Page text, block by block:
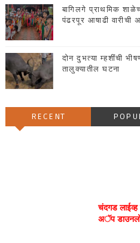
बागिलगे प्राथमिक
पंढरपूर आषाढी वारीची
दोन दुभत्या म्हशींची
तालुक्यातील घटना
RECENT
चंदगड
अॅप